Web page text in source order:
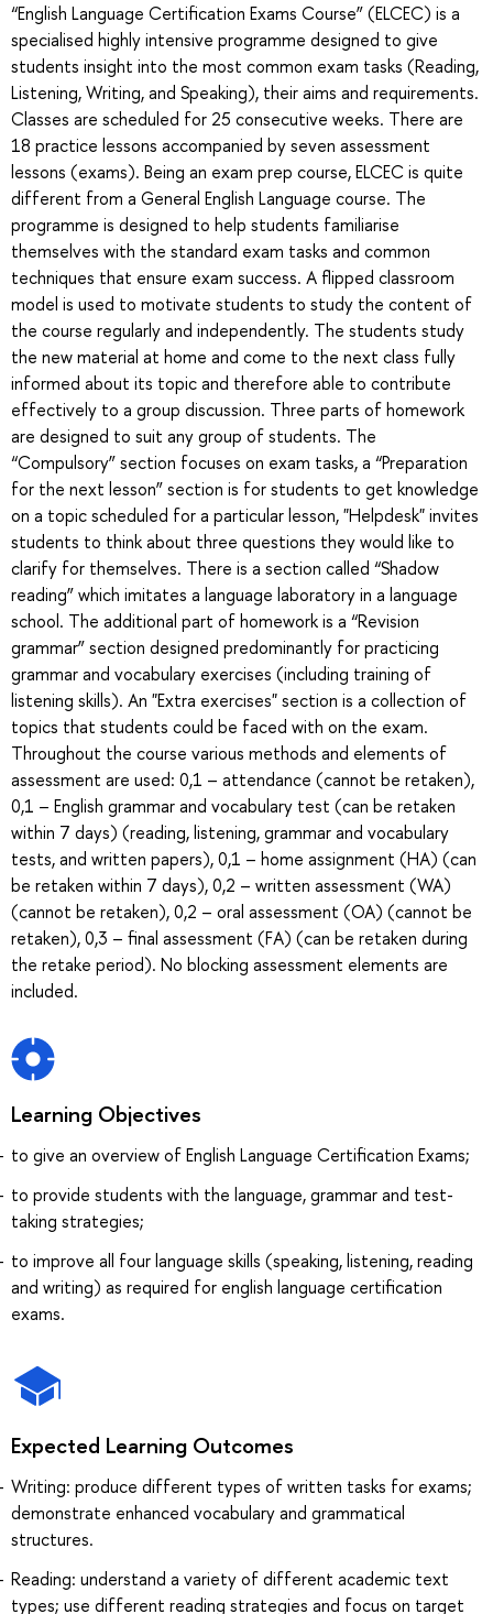
“English Language Certification Exams Course” (ELCEC) is a
specialised highly intensive programme designed to give
students insight into the most common exam tasks (Reading,
Listening, Writing, and Speaking), their aims and requirements.
Classes are scheduled for 25 consecutive weeks. There are
18 practice lessons accompanied by seven assessment
lessons (exams). Being an exam prep course, ELCEC is quite
different from a General English Language course. The
programme is designed to help students familiarise
themselves with the standard exam tasks and common
techniques that ensure exam success. A flipped classroom
model is used to motivate students to study the content of
the course regularly and independently. The students study
the new material at home and come to the next class fully
informed about its topic and therefore able to contribute
effectively to a group discussion. Three parts of homework
are designed to suit any group of students. The
“Compulsory” section focuses on exam tasks, a “Preparation
for the next lesson” section is for students to get knowledge
on a topic scheduled for a particular lesson, "Helpdesk" invites
students to think about three questions they would like to
clarify for themselves. There is a section called “Shadow
reading” which imitates a language laboratory in a language
school. The additional part of homework is a “Revision
grammar” section designed predominantly for practicing
grammar and vocabulary exercises (including training of
listening skills). An "Extra exercises" section is a collection of
topics that students could be faced with on the exam.
Throughout the course various methods and elements of
assessment are used: 0,1 – attendance (cannot be retaken),
0,1 – English grammar and vocabulary test (can be retaken
within 7 days) (reading, listening, grammar and vocabulary
tests, and written papers), 0,1 – home assignment (HA) (can
be retaken within 7 days), 0,2 – written assessment (WA)
(cannot be retaken), 0,2 – oral assessment (OA) (cannot be
retaken), 0,3 – final assessment (FA) (can be retaken during
the retake period). No blocking assessment elements are
included.
Learning Objectives
to give an overview of English Language Certification Exams;
to provide students with the language, grammar and test-
taking strategies;
to improve all four language skills (speaking, listening, reading
and writing) as required for english language certification
exams.
Expected Learning Outcomes
Writing: produce different types of written tasks for exams;
demonstrate enhanced vocabulary and grammatical
structures.
Reading: understand a variety of different academic text
types; use different reading strategies and focus on target